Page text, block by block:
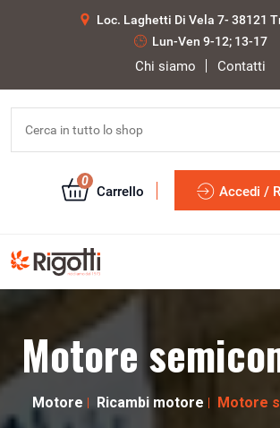
Loc. Laghetti Di Vela 7- 38121
Lun-Ven 9-12; 13-17
Chi siamo Contatti
0
Carrello Accedi /
Motore
Motore Ricambi motore Motore